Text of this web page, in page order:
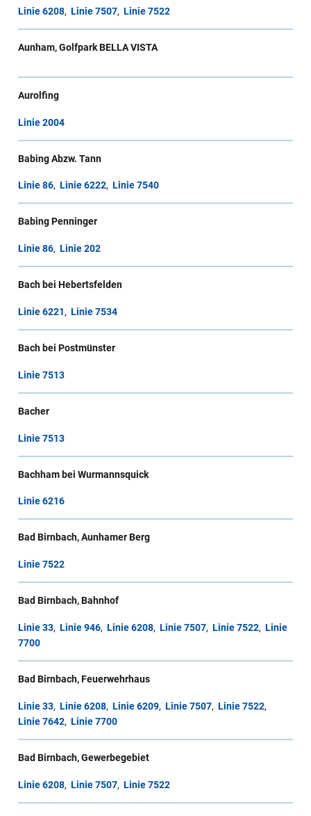
Linie 6208,Linie 7507,Linie 7522
Aunham, Golfpark BELLA VISTA
Aurolfing
Linie 2004
Babing Abzw. Tann
Linie 86,Linie 6222,Linie 7540
Babing Penninger
Linie 86,Linie 202
Bach bei Hebertsfelden
Linie 6221,Linie 7534
Bach bei Postmünster
Linie 7513
Bacher
Linie 7513
Bachham bei Wurmannsquick
Linie 6216
Bad Birnbach, Aunhamer Berg
Linie 7522
Bad Birnbach, Bahnhof
Linie 33,Linie 946,Linie 6208,Linie 7507,Linie 7522,Linie
7700
Bad Birnbach, Feuerwehrhaus
Linie 33,Linie 6208,Linie 6209,Linie 7507,Linie 7522,
Linie 7642,Linie 7700
Bad Birnbach, Gewerbegebiet
Linie 6208,Linie 7507,Linie 7522